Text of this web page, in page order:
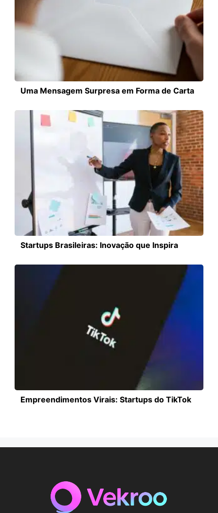
Uma Mensagem Surpresa em Forma de Carta
Startups Brasileiras: Inovação que Inspira
Empreendimentos Virais: Startups do TikTok